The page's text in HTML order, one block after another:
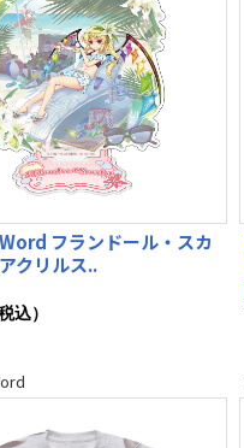
フランドール・スカ
クリルス..
込）